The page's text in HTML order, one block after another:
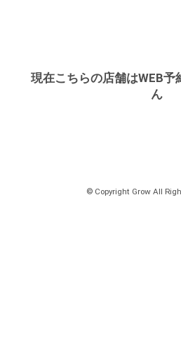
現在こちらの店舗はWEB
ん
© Copyright Grow All